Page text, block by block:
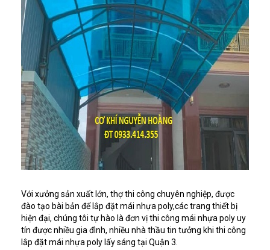
Với xưởng sản xuất lớn, thợ thi công chuyên nghiệp, được
đào tạo bài bản để lắp đặt mái nhựa poly,các trang thiết bị
hiện đại, chúng tôi tự hào là đơn vị thi công mái nhựa poly uy
tín được nhiều gia đình, nhiều nhà thầu tin tưởng khi thi công
lắp đặt mái nhựa poly lấy sáng tại Quận 3.